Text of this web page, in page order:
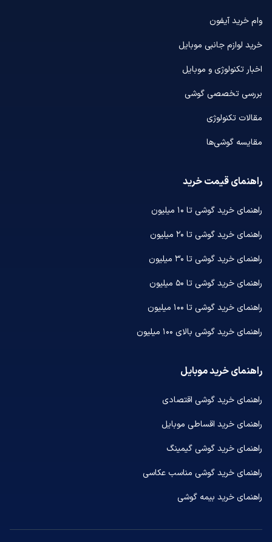
وام خرید آیفون
خرید لوازم جانبی موبایل
اخبار تکنولوژی و موبایل
بررسی تخصصی گوشی
مقالات تکنولوژی
مقایسه گوشی‌ها
راهنمای قیمت خرید
راهنمای خرید گوشی تا ۱۰ میلیون
راهنمای خرید گوشی تا ۲۰ میلیون
راهنمای خرید گوشی تا ۳۰ میلیون
راهنمای خرید گوشی تا ۵۰ میلیون
راهنمای خرید گوشی تا ۱۰۰ میلیون
راهنمای خرید گوشی بالای ۱۰۰ میلیون
راهنمای خرید موبایل
راهنمای خرید گوشی اقتصادی
راهنمای خرید اقساطی موبایل
راهنمای خرید گوشی گیمینگ
راهنمای خرید گوشی مناسب عکاسی
راهنمای خرید بیمه گوشی